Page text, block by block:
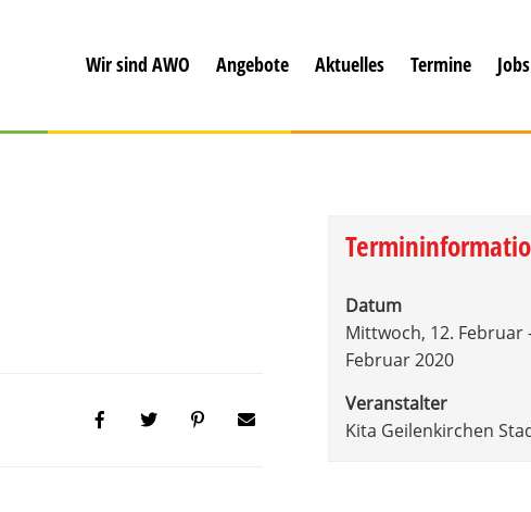
Wir sind AWO Angebote Aktuelles Termine Jobs
Datum
Mittwoch, 12. Februar
Februar 2020
Veranstalter
Kita Geilenkirchen